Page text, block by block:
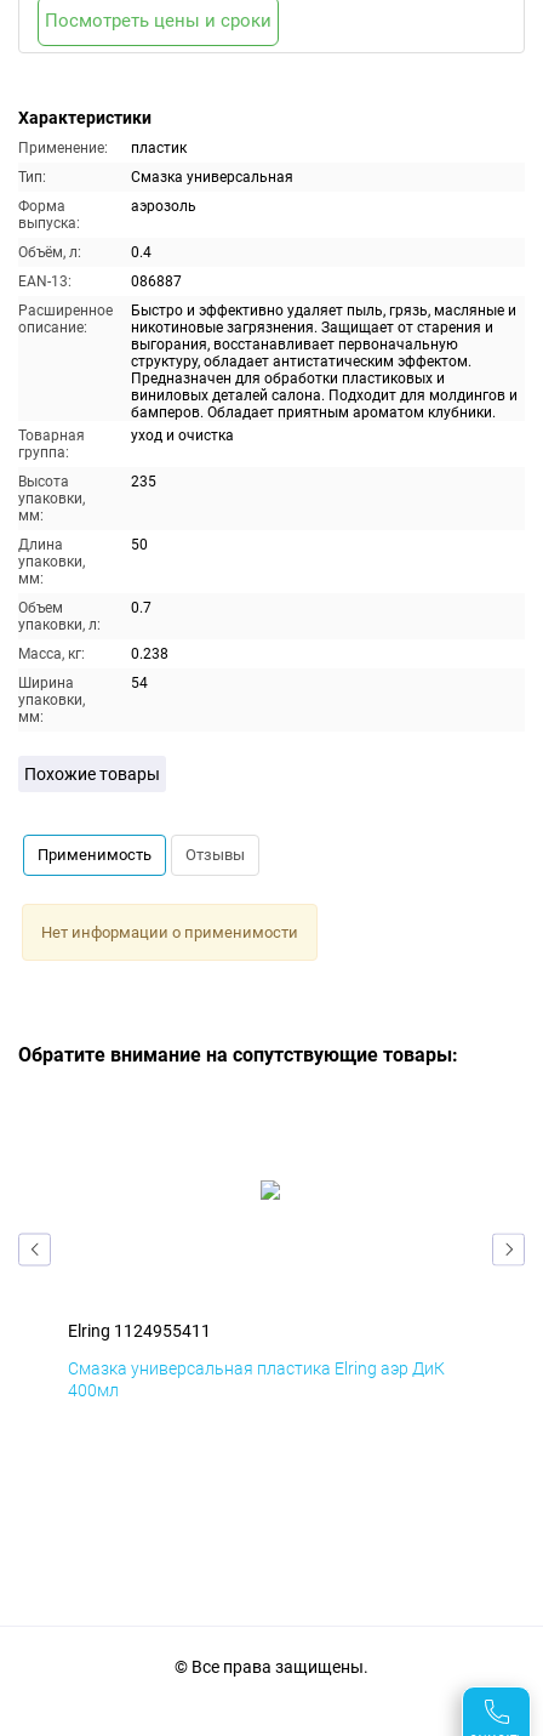
Характеристики
Применение:
пластик
Тип:
Смазка универсальная
Форма
выпуска:
аэрозоль
Объём, л:
0.4
EAN-13:
086887
Расширенное
описание:
Быстро и эффективно удаляет пыль, грязь, масляные и
никотиновые загрязнения. Защищает от старения и
выгорания, восстанавливает первоначальную
структуру, обладает антистатическим эффектом.
Предназначен для обработки пластиковых и
виниловых деталей салона. Подходит для молдингов и
бамперов. Обладает приятным ароматом клубники.
Товарная
группа:
уход и очистка
Высота
упаковки,
мм:
235
Длина
упаковки,
мм:
50
Объем
упаковки, л:
0.7
Масса, кг:
0.238
Ширина
упаковки,
мм:
54
Посмотреть цены и сроки
Похожие товары
Применимость Отзывы
Нет информации о применимости
Обратите внимание на сопутствующие товары:
Elring 1124955411
Смазка универсальная пластика Elring аэр ДиК
400мл
© Все права защищены.